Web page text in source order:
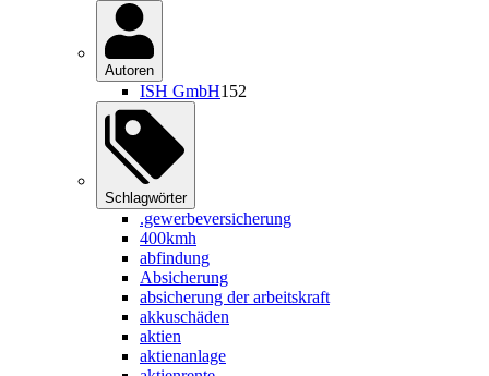
Autoren
ISH GmbH152
Schlagwörter
.gewerbeversicherung
400kmh
abfindung
Absicherung
absicherung der arbeitskraft
akkuschäden
aktien
aktienanlage